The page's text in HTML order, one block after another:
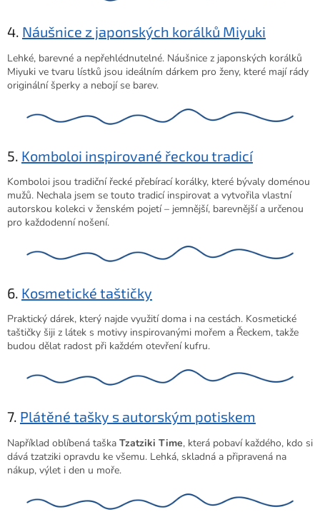
4. Náušnice z japonských korálků Miyuki
Lehké, barevné a nepřehlédnutelné. Náušnice z japonských korálků
Miyuki ve tvaru lístků jsou ideálním dárkem pro ženy, které mají rády
originální šperky a nebojí se barev.
5. Komboloi inspirované řeckou tradicí
Komboloi jsou tradiční řecké přebírací korálky, které bývaly doménou
mužů. Nechala jsem se touto tradicí inspirovat a vytvořila vlastní
autorskou kolekci v ženském pojetí – jemnější, barevnější a určenou
pro každodenní nošení.
6. Kosmetické taštičky
Praktický dárek, který najde využití doma i na cestách. Kosmetické
taštičky šiji z látek s motivy inspirovanými mořem a Řeckem, takže
budou dělat radost při každém otevření kufru.
7. Plátěné tašky s autorským potiskem
Například oblíbená taška Tzatziki Time, která pobaví každého, kdo si
dává tzatziki opravdu ke všemu. Lehká, skladná a připravená na
nákup, výlet i den u moře.